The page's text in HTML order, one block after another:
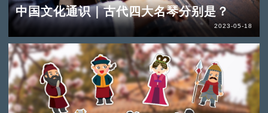
中国文化通识｜古代四大名琴分别是？
2023-05-18